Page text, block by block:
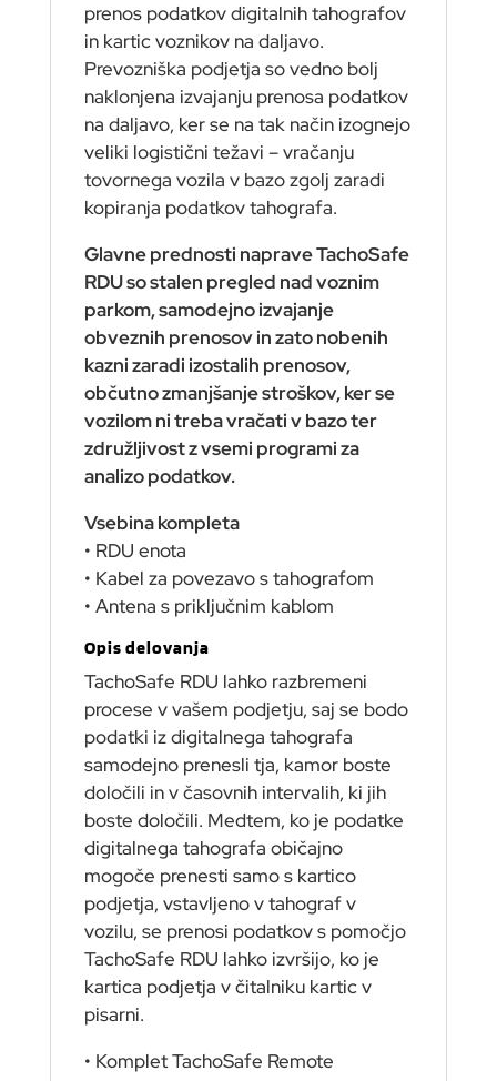
prenos podatkov digitalnih tahografov
in kartic voznikov na daljavo.
Prevozniška podjetja so vedno bolj
naklonjena izvajanju prenosa podatkov
na daljavo, ker se na tak način izognejo
veliki logistični težavi – vračanju
tovornega vozila v bazo zgolj zaradi
kopiranja podatkov tahografa.
Glavne prednosti naprave TachoSafe
RDU so stalen pregled nad voznim
parkom, samodejno izvajanje
obveznih prenosov in zato nobenih
kazni zaradi izostalih prenosov,
občutno zmanjšanje stroškov, ker se
vozilom ni treba vračati v bazo ter
združljivost z vsemi programi za
analizo podatkov.
Vsebina kompleta
• RDU enota
• Kabel za povezavo s tahografom
• Antena s priključnim kablom
Opis delovanja
TachoSafe RDU lahko razbremeni
procese v vašem podjetju, saj se bodo
podatki iz digitalnega tahografa
samodejno prenesli tja, kamor boste
določili in v časovnih intervalih, ki jih
boste določili. Medtem, ko je podatke
digitalnega tahografa običajno
mogoče prenesti samo s kartico
podjetja, vstavljeno v tahograf v
vozilu, se prenosi podatkov s pomočjo
TachoSafe RDU lahko izvršijo, ko je
kartica podjetja v čitalniku kartic v
pisarni.
• Komplet TachoSafe Remote